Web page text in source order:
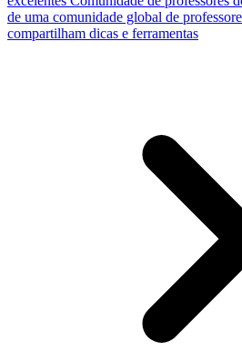
de uma comunidade global de
compartilham dicas e ferramentas